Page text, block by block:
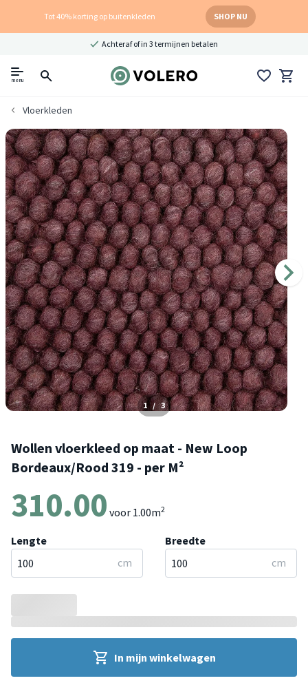
Tot 40% korting op buitenkleden SHOP NU
Achteraf of in 3 termijnen betalen
menu
Vloerkleden
1 / 3
Wollen vloerkleed op maat - New Loop
Bordeaux/Rood 319 - per M²
310.00 voor 1.00m2
Lengte
cm
Breedte
cm
In mijn winkelwagen